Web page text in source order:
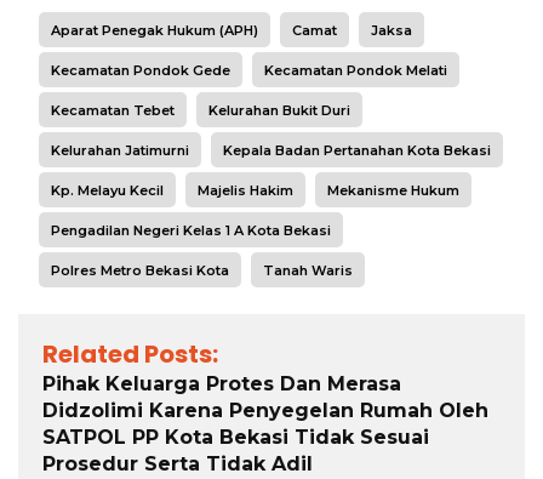
Aparat Penegak Hukum (APH) Camat Jaksa
Kecamatan Pondok Gede Kecamatan Pondok Melati
Kecamatan Tebet Kelurahan Bukit Duri
Kelurahan Jatimurni Kepala Badan Pertanahan Kota Bekasi
Kp. Melayu Kecil Majelis Hakim Mekanisme Hukum
Pengadilan Negeri Kelas 1 A Kota Bekasi
Polres Metro Bekasi Kota Tanah Waris
Related Posts:
Pihak Keluarga Protes Dan Merasa
Didzolimi Karena Penyegelan Rumah Oleh
SATPOL PP Kota Bekasi Tidak Sesuai
Prosedur Serta Tidak Adil